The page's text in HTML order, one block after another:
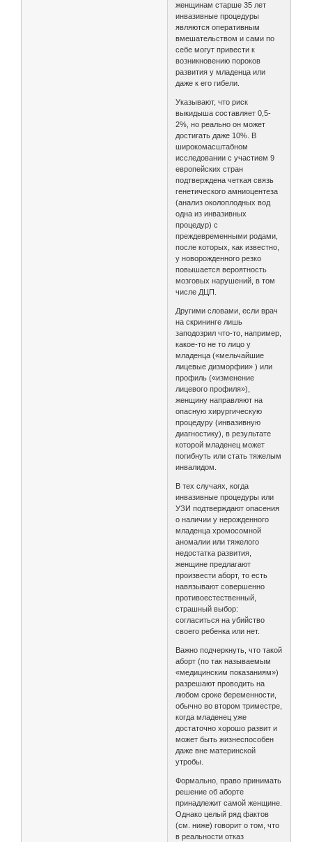
женщинам старше 35 лет
инвазивные процедуры
являются оперативным
вмешательством и сами по
себе могут привести к
возникновению пороков
развития у младенца или
даже к его гибели.
Указывают, что риск
выкидыша составляет 0,5-
2%, но реально он может
достигать даже 10%. В
широкомасштабном
исследовании с участием 9
европейских стран
подтверждена четкая связь
генетического амниоцентеза
(анализ околоплодных вод
одна из инвазивных
процедур) с
преждевременными родами,
после которых, как известно,
у новорожденного резко
повышается вероятность
мозговых нарушений, в том
числе ДЦП.
Другими словами, если врач
на скрининге лишь
заподозрил что-то, например,
какое-то не то лицо у
младенца («мельчайшие
лицевые дизморфии» ) или
профиль («изменение
лицевого профиля»),
женщину направляют на
опасную хирургическую
процедуру (инвазивную
диагностику), в результате
которой младенец может
погибнуть или стать тяжелым
инвалидом.
В тех случаях, когда
инвазивные процедуры или
УЗИ подтверждают опасения
о наличии у нерожденного
младенца хромосомной
аномалии или тяжелого
недостатка развития,
женщине предлагают
произвести аборт, то есть
навязывают совершенно
противоестественный,
страшный выбор:
согласиться на убийство
своего ребенка или нет.
Важно подчеркнуть, что такой
аборт (по так называемым
«медицинским показаниям»)
разрешают проводить на
любом сроке беременности,
обычно во втором триместре,
когда младенец уже
достаточно хорошо развит и
может быть жизнеспособен
даже вне материнской
утробы.
Формально, право принимать
решение об аборте
принадлежит самой женщине.
Однако целый ряд фактов
(см. ниже) говорит о том, что
в реальности отказ